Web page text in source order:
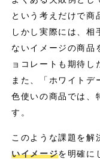
という考えだけで商
しかし実際には、相
ないイメージの商品
ョコレートも期待し
また、「ホワイトデ
色使いの商品では、
す。
このような課題を解
いイメージを明確に